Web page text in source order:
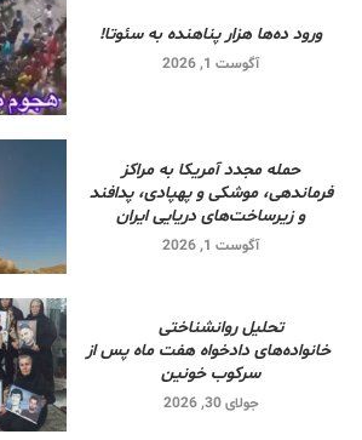
ورود ده‌ها هزار پناهنده به سئوتا!
آگوست 1, 2026
حمله مجدد آمریکا به مراکز
فرماندهی، موشکی و پهپادی، پدافند
و زیرساخت‌های دریایی ایران
آگوست 1, 2026
تحلیل روانشناختی
خانواده‌های دادخواه هفت ماه پس از
سرکوب خونین
جولای 30, 2026